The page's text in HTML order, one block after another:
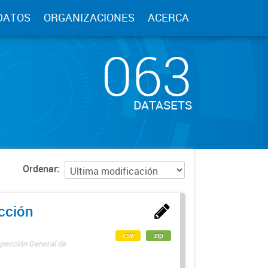
ORGANIZACIONES ACERCA
063
DATASETS
Ordenar
General de
csv zip